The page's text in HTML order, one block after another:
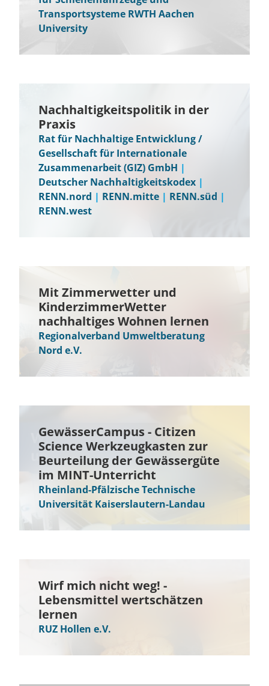
Transportsysteme RWTH Aachen
University
Nachhaltigkeitspolitik in der
Praxis
Rat für Nachhaltige Entwicklung /
Gesellschaft für Internationale
Zusammenarbeit (GIZ) GmbH |
Deutscher Nachhaltigkeitskodex |
RENN.nord | RENN.mitte | RENN.süd |
RENN.west
Mit Zimmerwetter und
KinderzimmerWetter
nachhaltiges Wohnen lernen
Regionalverband Umweltberatung
Nord e.V.
GewässerCampus - Citizen
Science Werkzeugkasten zur
Beurteilung der Gewässergüte
im MINT-Unterricht
Rheinland-Pfälzische Technische
Universität Kaiserslautern-Landau
Wirf mich nicht weg! -
Lebensmittel wertschätzen
lernen
RUZ Hollen e.V.